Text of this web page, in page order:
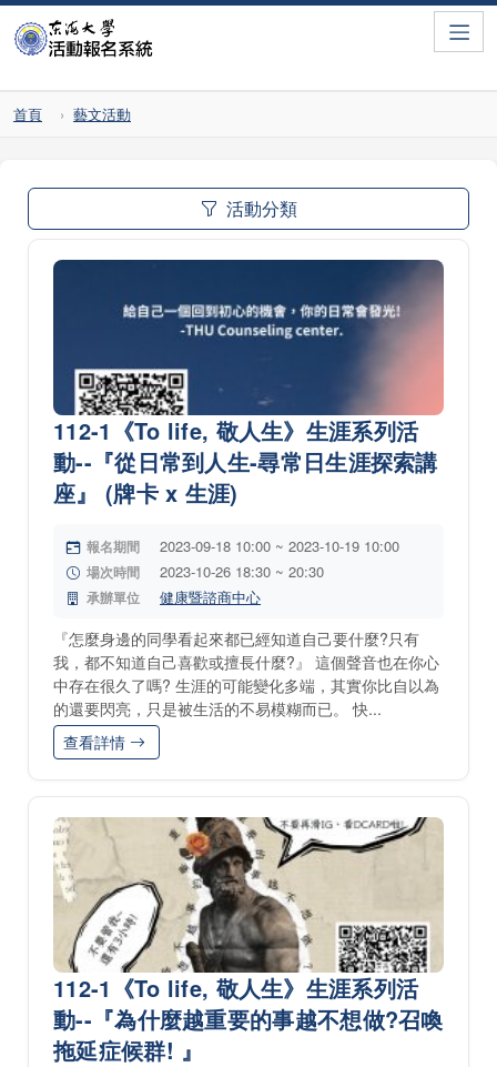
首頁 藝文活動
活動分類
112-1《To life, 敬人生》生涯系列活
動--『從日常到人生-尋常日生涯探索講
座』 (牌卡 x 生涯)
報名期間 2023-09-18 10:00 ~ 2023-10-19 10:00
場次時間 2023-10-26 18:30 ~ 20:30
承辦單位 健康暨諮商中心
『怎麼身邊的同學看起來都已經知道自己要什麼?只有
我，都不知道自己喜歡或擅長什麼?』 這個聲音也在你心
中存在很久了嗎? 生涯的可能變化多端，其實你比自以為
的還要閃亮，只是被生活的不易模糊而已。 快...
查看詳情
112-1《To life, 敬人生》生涯系列活
動--『為什麼越重要的事越不想做?召喚
拖延症候群! 』